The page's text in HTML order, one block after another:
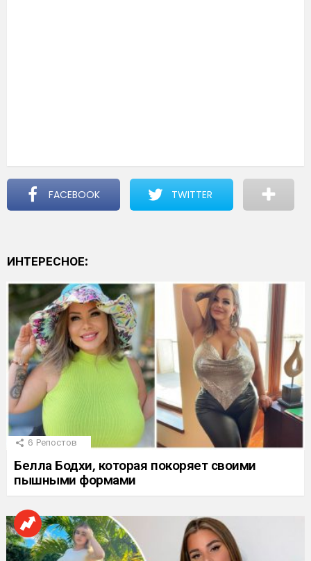
FACEBOOK TWITTER
ИНТЕРЕСНОЕ:
6 Репостов
Белла Бодхи, которая покоряет своими
пышными формами